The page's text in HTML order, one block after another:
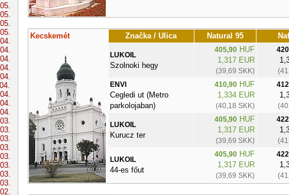
Kecskemét Značka / Ulica Natural 95
LUKOIL
Szolnoki hegy
405,90HUF
1,317 EUR
(39,69 SKK)
ENVI
Cegledi ut (Metro
parkolojaban)
410,90HUF
1,334 EUR
(40,18 SKK)
LUKOIL
Kurucz ter
405,90HUF
1,317 EUR
(39,69 SKK)
LUKOIL
44-es főut
405,90HUF
1,317 EUR
(39,69 SKK)